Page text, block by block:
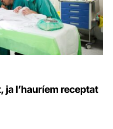
ja l’hauríem receptat